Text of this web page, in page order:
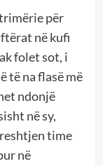
për
në kufi
folet sot, i
të na flasë më
ndonjë
në sy,
time
në